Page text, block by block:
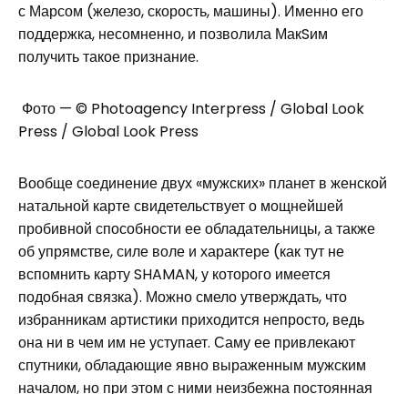
с Марсом (железо, скорость, машины). Именно его
поддержка, несомненно, и позволила МакSим
получить такое признание.
Фото — © Photoagency Interpress / Global Look
Press / Global Look Press
Вообще соединение двух «мужских» планет в женской
натальной карте свидетельствует о мощнейшей
пробивной способности ее обладательницы, а также
об упрямстве, силе воле и характере (как тут не
вспомнить карту SHAMAN, у которого имеется
подобная связка). Можно смело утверждать, что
избранникам артистики приходится непросто, ведь
она ни в чем им не уступает. Саму ее привлекают
спутники, обладающие явно выраженным мужским
началом, но при этом с ними неизбежна постоянная